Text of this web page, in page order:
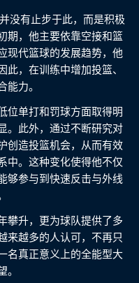
没有止步于此，而是积极
期，他主要依靠空接和篮
现代篮球的发展趋势，他
，在训练中增加投篮、
力。
位单打和罚球方面取得明
。此外，通过不断研究对
创造投篮机会，从而有效
中。这种变化使得他不仅
够参与到快速反击与外线
攀升，更为球队提供了多
来越多的人认可，不再只
名真正意义上的全能型大